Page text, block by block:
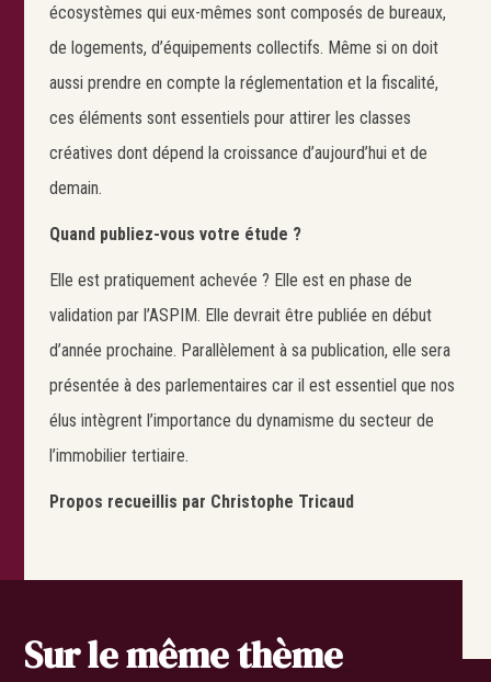
écosystèmes qui eux-mêmes sont composés de bureaux,
de logements, d’équipements collectifs. Même si on doit
aussi prendre en compte la réglementation et la fiscalité,
ces éléments sont essentiels pour attirer les classes
créatives dont dépend la croissance d’aujourd’hui et de
demain.
Quand publiez-vous votre étude ?
Elle est pratiquement achevée ? Elle est en phase de
validation par l’ASPIM. Elle devrait être publiée en début
d’année prochaine. Parallèlement à sa publication, elle sera
présentée à des parlementaires car il est essentiel que nos
élus intègrent l’importance du dynamisme du secteur de
l’immobilier tertiaire.
Propos recueillis par Christophe Tricaud
Sur le même thème
Rechercher